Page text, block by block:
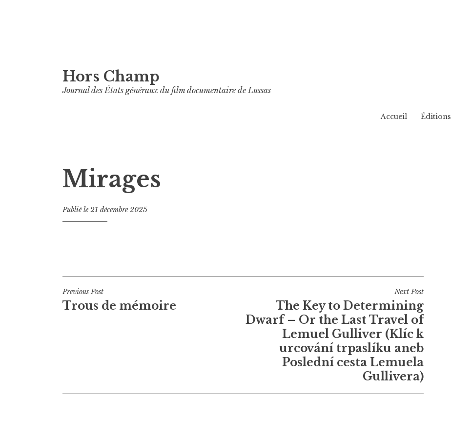
au
contenu
Hors Champ
Journal des États généraux du film documentaire de Lussas
Accueil Éditions
Mirages
Publié le21 décembre 2025
Navigation
de
Previous Post
Trous de mémoire
Next Post
The Key to Determining
Dwarf – Or the Last Travel of
Lemuel Gulliver (Klíc k
urcování trpaslíku aneb
Poslední cesta Lemuela
Gullivera)